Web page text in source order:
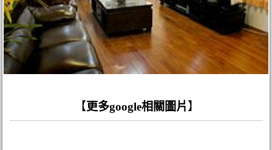
【 更多google相關圖片 】